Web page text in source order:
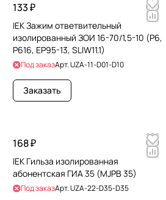
133 ₽
IEK Зажим ответвительный
изолированный ЗОИ 16-70/1,5-10 (P6,
P616, EP95-13, SLIW11.1)
Под заказАрт.UZA-11-D01-D10
Заказать
168 ₽
IEK Гильза изолированная
абонентская ГИА 35 (MJPB 35)
Под заказАрт.UZA-22-D35-D35